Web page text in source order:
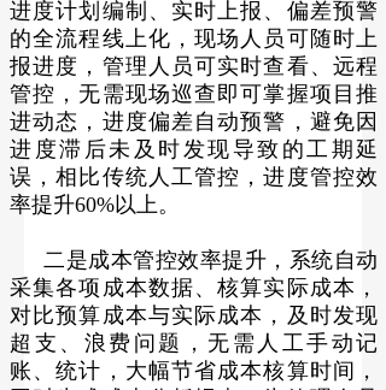
进度计划编制、实时上报、偏差预警
的全流程线上化，现场人员可随时上
报进度，管理人员可实时查看、远程
管控，无需现场巡查即可掌握项目推
进动态，进度偏差自动预警，避免因
进度滞后未及时发现导致的工期延
误，相比传统人工管控，进度管控效
率提升60%以上。
二是成本管控效率提升，系统自动
采集各项成本数据、核算实际成本，
对比预算成本与实际成本，及时发现
超支、浪费问题，无需人工手动记
账、统计，大幅节省成本核算时间，